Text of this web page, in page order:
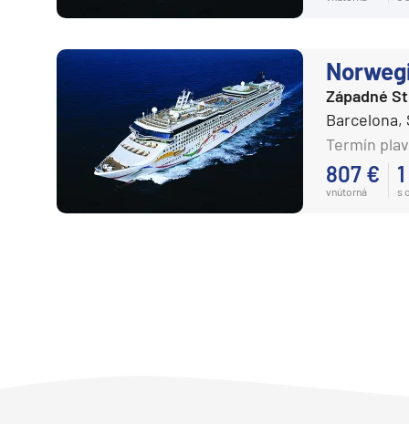
Západné
Barcelona,
Termín
807 €
vnútorná s